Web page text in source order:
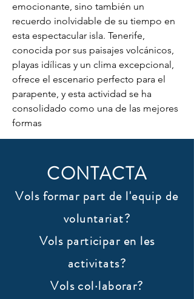
emocionante, sino también un
recuerdo inolvidable de su tiempo en
esta espectacular isla. Tenerife,
conocida por sus paisajes volcánicos,
playas idílicas y un clima excepcional,
ofrece el escenario perfecto para el
parapente, y esta actividad se ha
consolidado como una de las mejores
formas
CONTACTA
Vols formar part de l'equip de
voluntariat?
Vols participar en les
activitats?
Vols col·laborar?